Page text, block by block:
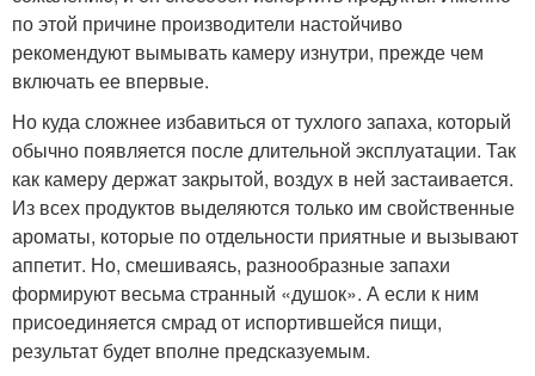
по этой причине производители настойчиво
рекомендуют вымывать камеру изнутри, прежде чем
включать ее впервые.
Но куда сложнее избавиться от тухлого запаха, который
обычно появляется после длительной эксплуатации. Так
как камеру держат закрытой, воздух в ней застаивается.
Из всех продуктов выделяются только им свойственные
ароматы, которые по отдельности приятные и вызывают
аппетит. Но, смешиваясь, разнообразные запахи
формируют весьма странный «душок». А если к ним
присоединяется смрад от испортившейся пищи,
результат будет вполне предсказуемым.